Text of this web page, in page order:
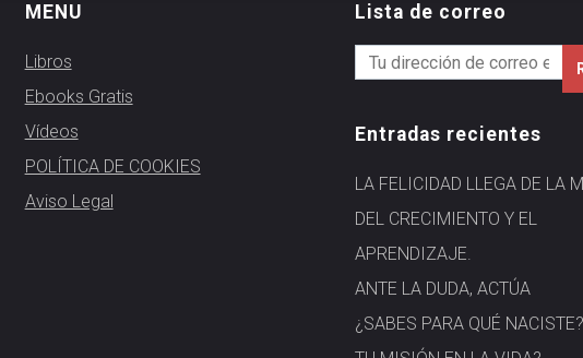
MENU
Libros
Ebooks Gratis
Vídeos
POLÍTICA DE COOKIES
Aviso Legal
Lista de correo
Entradas recientes
LA FELICIDAD LLEGA DE LA
DEL CRECIMIENTO Y EL
APRENDIZAJE.
ANTE LA DUDA, ACTÚA
¿SABES PARA QUÉ